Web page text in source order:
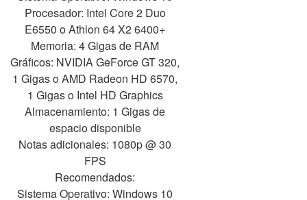
Procesador: Intel Core 2 Duo
E6550 o Athlon 64 X2 6400+
Memoria: 4 Gigas de RAM
Gráficos: NVIDIA GeForce GT 320,
1 Gigas o AMD Radeon HD 6570,
1 Gigas o Intel HD Graphics
Almacenamiento: 1 Gigas de
espacio disponible
Notas adicionales: 1080p @ 30
FPS
Recomendados:
Sistema Operativo: Windows 10